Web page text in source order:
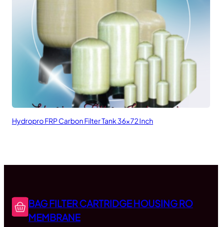
Hydropro FRP Carbon Filter Tank 36×72 Inch
BAG FILTER CARTRIDGE HOUSING RO
MEMBRANE